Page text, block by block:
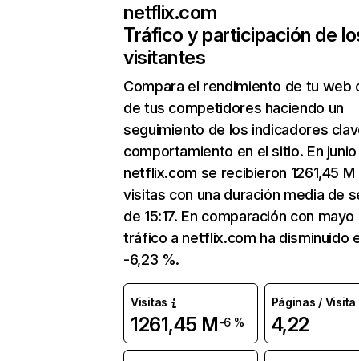
netflix.com
Tráfico y participación de
visitantes
Compara el rendimiento de tu web
de tus competidores haciendo un
seguimiento de los indicadores
comportamiento en el sitio. En junio
netflix.com se recibieron 1261,45 M
visitas con una duración media de
de 15:17. En comparación con mayo
tráfico a netflix.com ha disminuido
-6,23 %.
Visitas
1261,45 M-6 %
Páginas / Visita
4,22